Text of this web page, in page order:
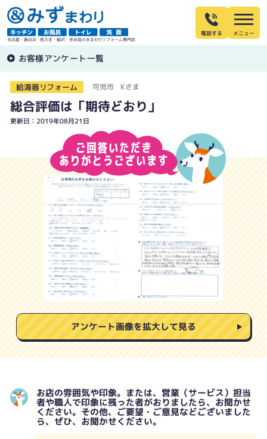
名古屋・春日井・長久手・稲沢・多治見の水まわりリフォーム専門店
電話する
お客様アンケート一覧
給湯器リフォーム 可児市 Kさま
総合評価は「期待どおり」
更新日：2019年08月21日
アンケート画像を拡大して見る
お店の雰囲気や印象。または、営業（サービス）担当
者や職人で印象に残った者がおりましたら、お聞かせ
ください。その他、ご要望・ご意見などございました
ら、ぜひ、お聞かせください。